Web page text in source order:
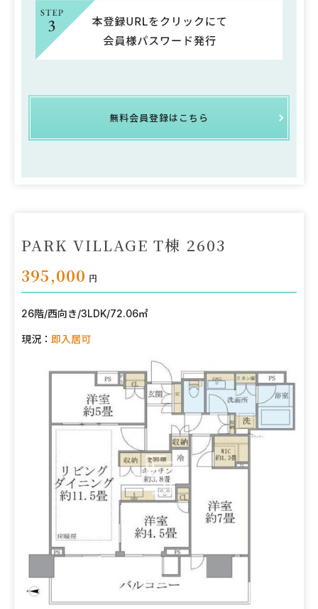
無料会員登録はこちら
PARK VILLAGE T棟 2603
395,000 円
26階/西向き/3LDK/72.06㎡
現況： 即入居可